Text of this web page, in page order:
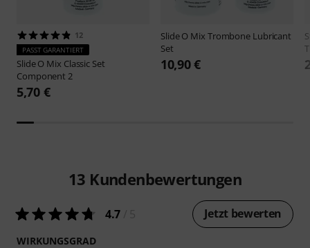
12
PASST GARANTIERT
Slide O Mix Classic Set
Component 2
5,70 €
Slide O Mix Trombone Lubricant
Set
10,90 €
13 Kundenbewertungen
4.7 Jetzt bewerten
WIRKUNGSGRAD